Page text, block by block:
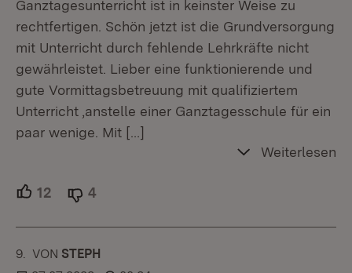
Ganztagesunterricht ist in keinster Weise zu
rechtfertigen. Schön jetzt ist die Grundversorgung
mit Unterricht durch fehlende Lehrkräfte nicht
gewährleistet. Lieber eine funktionierende und
gute Vormittagsbetreuung mit qualifiziertem
Unterricht ,anstelle einer Ganztagesschule für ein
paar wenige. Mit […]
Weiterlesen
12 Unterstützer.
4
9. KOMMENTAR
VON :STEPH